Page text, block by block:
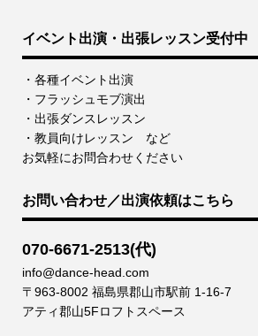
イベント出演・出張レッスン受付中
・各種イベント出演
・フラッシュモブ演出
・出張ダンスレッスン
・教員向けレッスン など
お気軽にお問合わせください
お問い合わせ／出演依頼はこちら
070-6671-2513(代)
info@dance-head.com
〒963-8002 福島県郡山市駅前 1-16-7
アティ郡山5Fロフトスペース